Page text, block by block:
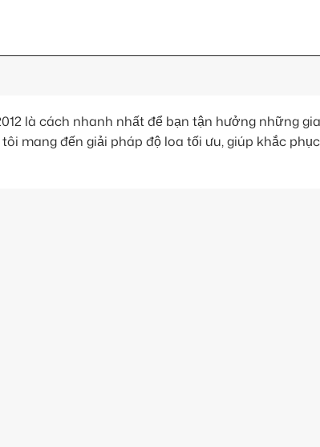
là cách nhanh nhất để bạn tận hưởng những
mang đến giải pháp độ loa tối ưu, giúp khắc